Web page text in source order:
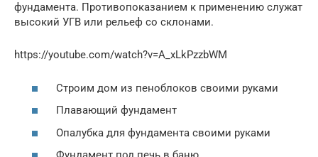
фундамента. Противопоказанием к применению служат
высокий УГВ или рельеф со склонами.
https://youtube.com/watch?v=A_xLkPzzbWM
Строим дом из пеноблоков своими руками
Плавающий фундамент
Опалубка для фундамента своими руками